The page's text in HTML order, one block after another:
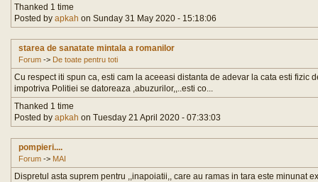
Thanked 1 time
Posted by apkah on Sunday 31 May 2020 - 15:18:06
starea de sanatate mintala a romanilor
Forum -> De toate pentru toti
Cu respect iti spun ca, esti cam la aceeasi distanta de adevar la cata esti fizic
impotriva Politiei se datoreaza ,abuzurilor,,..esti co...
Thanked 1 time
Posted by apkah on Tuesday 21 April 2020 - 07:33:03
pompieri....
Forum -> MAI
Dispretul asta suprem pentru ,,inapoiatii,, care au ramas in tara este minunat